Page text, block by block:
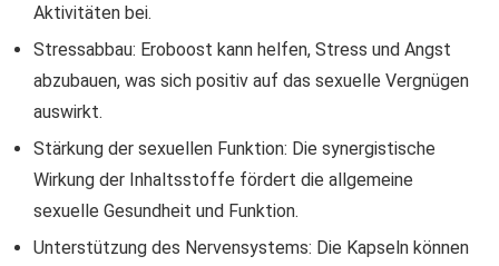
Aktivitäten bei.
Stressabbau: Eroboost kann helfen, Stress und Angst
abzubauen, was sich positiv auf das sexuelle Vergnügen
auswirkt.
Stärkung der sexuellen Funktion: Die synergistische
Wirkung der Inhaltsstoffe fördert die allgemeine
sexuelle Gesundheit und Funktion.
Unterstützung des Nervensystems: Die Kapseln können